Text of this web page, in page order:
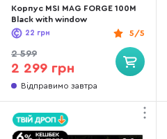
Корпус MSI MAG FORGE 100M
Black with window
5/5
22 грн
2 599
2 299 грн
Відправимо завтра